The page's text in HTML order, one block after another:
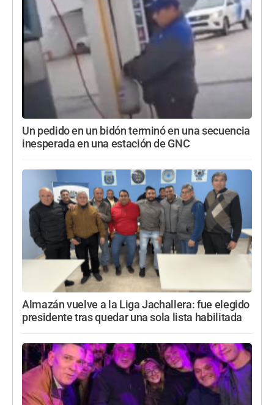
Un pedido en un bidón terminó en una secuencia
inesperada en una estación de GNC
Almazán vuelve a la Liga Jachallera: fue elegido
presidente tras quedar una sola lista habilitada